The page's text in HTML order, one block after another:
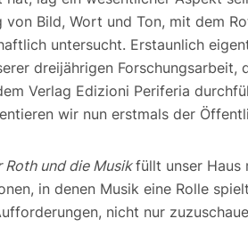
Bild, Wort und Ton, mit dem
untersucht. Erstaunlich
dreijährigen Forschungsarbeit,
Verlag Edizioni Periferia
wir nun erstmals der
Roth und die Musikfüllt unser Haus
in denen Musik eine Rolle
nicht nur